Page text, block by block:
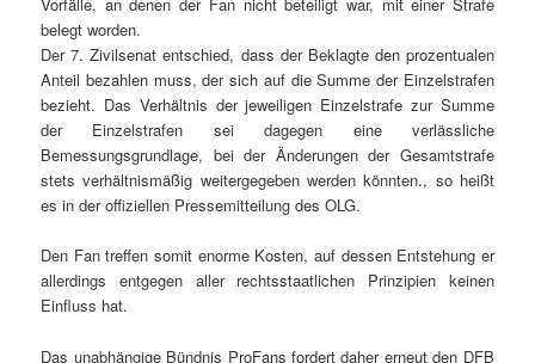
belegt worden.
Der 7. Zivilsenat entschied, dass der Beklagte den prozentualen
Anteil bezahlen muss, der sich auf die Summe der Einzelstrafen
bezieht. Das Verhältnis der jeweiligen Einzelstrafe zur Summe
der Einzelstrafen sei dagegen eine verlässliche
Bemessungsgrundlage, bei der Änderungen der Gesamtstrafe
stets verhältnismäßig weitergegeben werden könnten., so heißt
es in der offiziellen Pressemitteilung des OLG.
Den Fan treffen somit enorme Kosten, auf dessen Entstehung er
allerdings entgegen aller rechtsstaatlichen Prinzipien keinen
Einfluss hat.
Das unabhängige Bündnis ProFans fordert daher erneut den DFB